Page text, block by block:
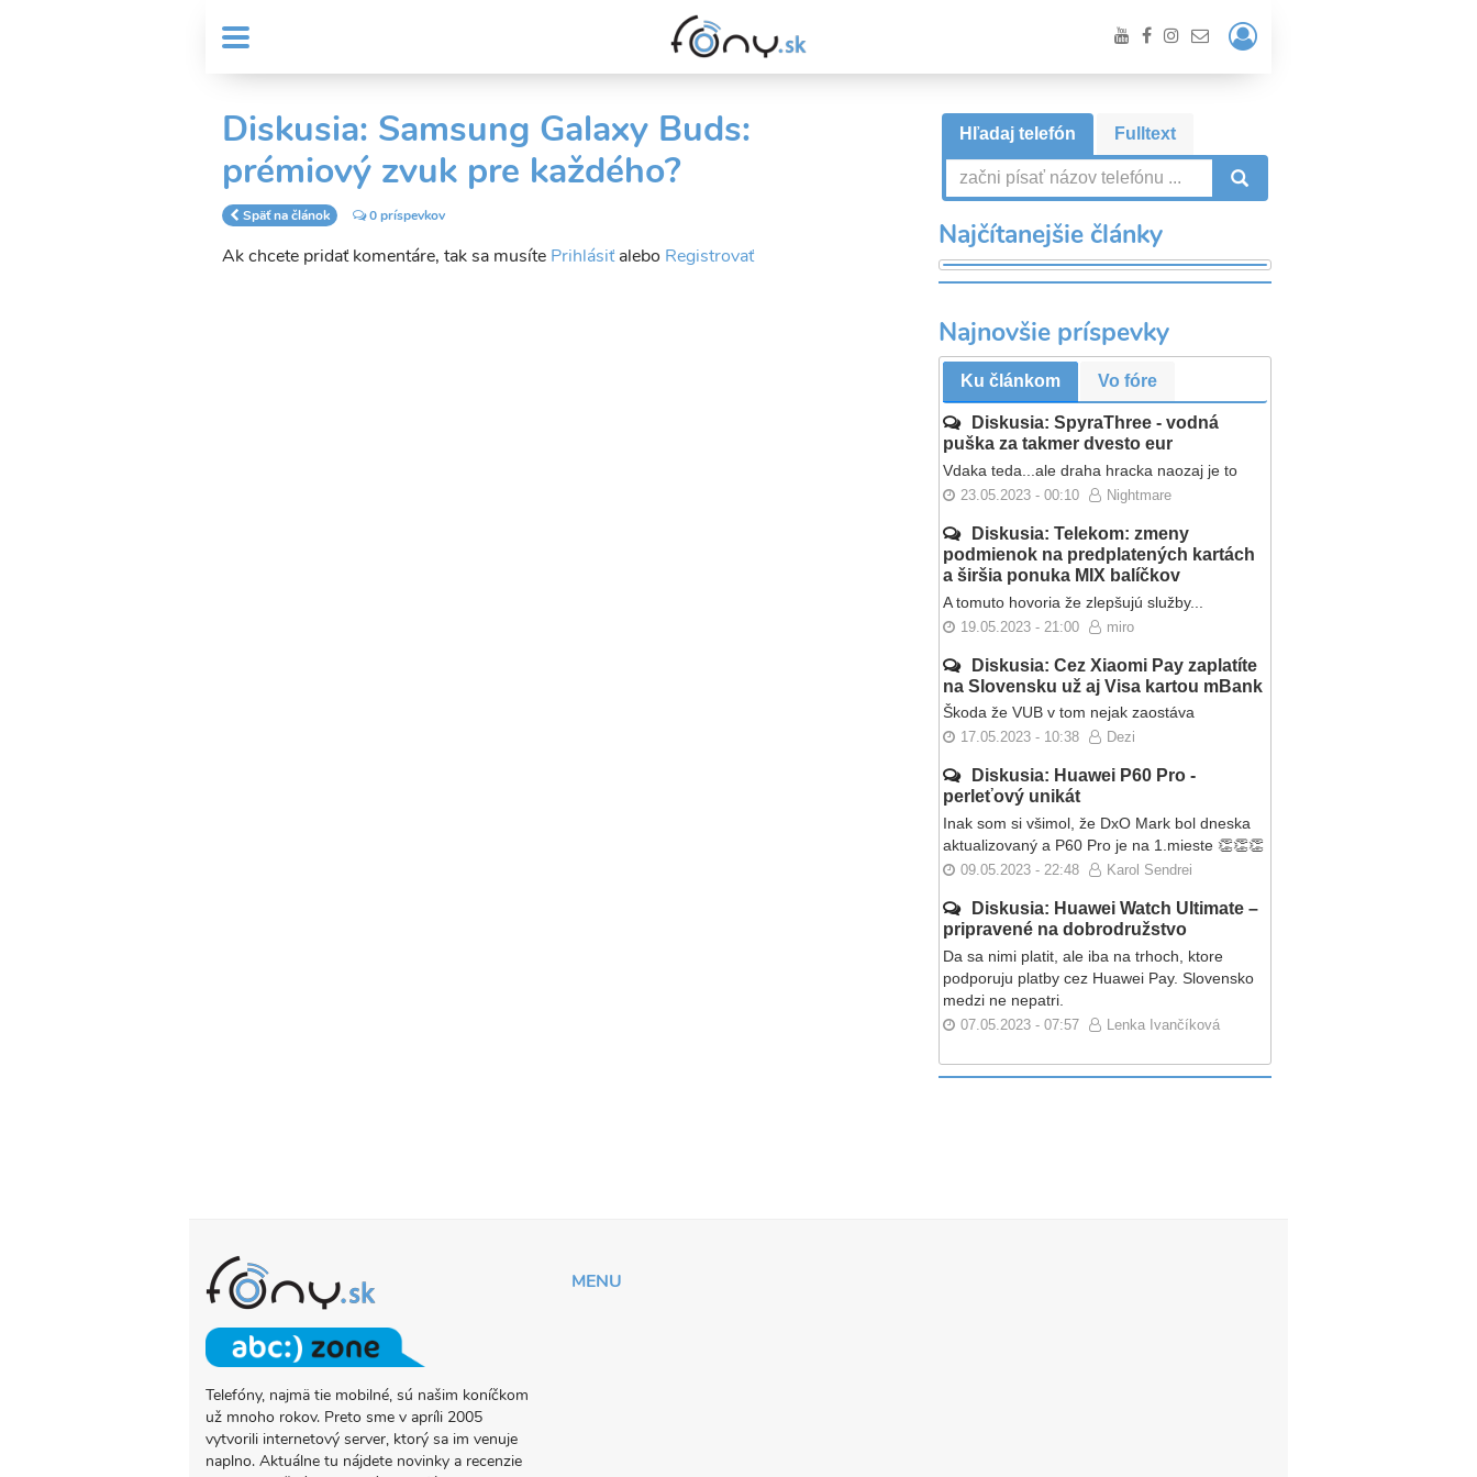
MENU
Header
menu
User
account
Prihlásiť
/
Registrácia
Diskusia: Samsung Galaxy Buds:
prémiový zvuk pre každého?
Späť na článok 0 príspevkov
Ak chcete pridať komentáre, tak sa musíte Prihlásiťalebo Registrovať
Hľadaj telefón Fulltext
Najčítanejšie články
Najnovšie príspevky
Ku článkom Vo fóre
Diskusia: SpyraThree - vodná
puška za takmer dvesto eur
Vdaka teda...ale draha hracka naozaj je to
23.05.2023 - 00:10 Nightmare
Diskusia: Telekom: zmeny
podmienok na predplatených kartách
a širšia ponuka MIX balíčkov
A tomuto hovoria že zlepšujú služby...
19.05.2023 - 21:00 miro
Diskusia: Cez Xiaomi Pay zaplatíte
na Slovensku už aj Visa kartou mBank
Škoda že VUB v tom nejak zaostáva
17.05.2023 - 10:38 Dezi
Diskusia: Huawei P60 Pro -
perleťový unikát
Inak som si všimol, že DxO Mark bol dneska
aktualizovaný a P60 Pro je na 1.mieste 👏👏👏
09.05.2023 - 22:48 Karol Sendrei
Diskusia: Huawei Watch Ultimate –
pripravené na dobrodružstvo
Da sa nimi platit, ale iba na trhoch, ktore
podporuju platby cez Huawei Pay. Slovensko
medzi ne nepatri.
07.05.2023 - 07:57 Lenka Ivančíková
O
PROJEKTE
FONY.SK
Telefóny, najmä tie mobilné, sú našim koníčkom
už mnoho rokov. Preto sme v apríli 2005
vytvorili internetový server, ktorý sa im venuje
naplno. Aktuálne tu nájdete novinky a recenzie
MENU